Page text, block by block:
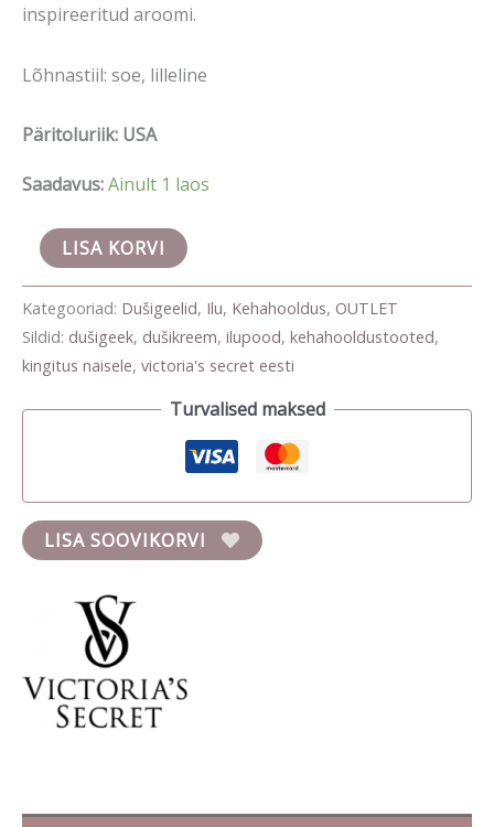
inspireeritud aroomi.
Lõhnastiil: soe, lilleline
Päritoluriik: USA
Saadavus:Ainult 1 laos
LISA KORVI
Kategooriad: Dušigeelid, Ilu, Kehahooldus, OUTLET
Sildid: dušigeek, dušikreem, ilupood, kehahooldustooted,
kingitus naisele, victoria's secret eesti
Turvalised maksed
LISA SOOVIKORVI